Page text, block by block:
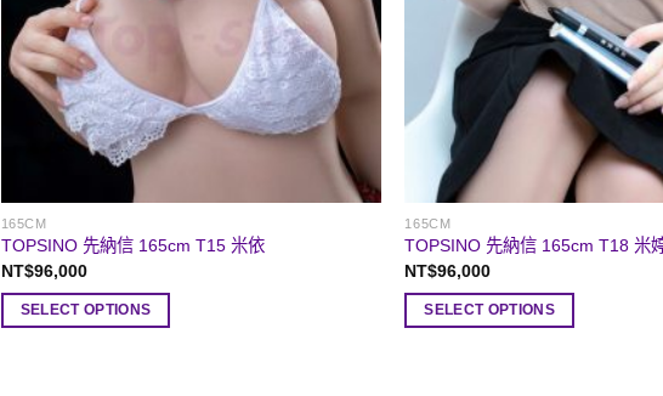
165CM
TOPSINO 先納信 165cm T15 米依
NT$96,000
SELECT OPTIONS
165CM
TOPSINO 先納信 165cm T18 米
NT$96,000
SELECT OPTIONS